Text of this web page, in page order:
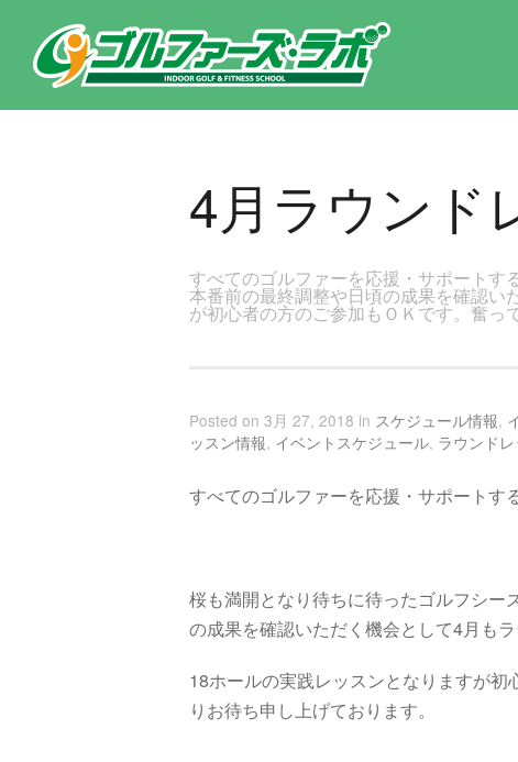
東京都新宿区・文京区ゴルフレッスンのゴルファーズ・ラボ » 4月ラウンドレッスンのご案内のページです。新宿区、若松河田で
4月ラウンド
すべてのゴルファーを応援・サポートす
本番前の最終調整や日頃の成果を確認い
が初心者の方のご参加もＯＫです。奮っ
Posted on 3月 27, 2018 in スケジュール情報,
ッスン情報, イベントスケジュール, ラウンド
すべてのゴルファーを応援・サポートす
桜も満開となり待ちに待ったゴルフシー
の成果を確認いただく機会として4月も
18ホールの実践レッスンとなりますが
りお待ち申し上げております。